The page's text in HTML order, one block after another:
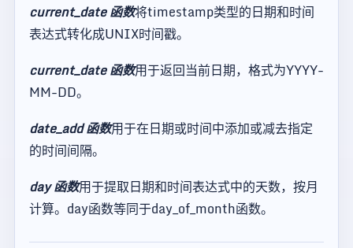
current_date 函数将timestamp类型的日期和时间
表达式转化成UNIX时间戳。
current_date 函数用于返回当前日期，格式为YYYY-
MM-DD。
date_add 函数用于在日期或时间中添加或减去指定
的时间间隔。
day 函数用于提取日期和时间表达式中的天数，按月
计算。day函数等同于day_of_month函数。